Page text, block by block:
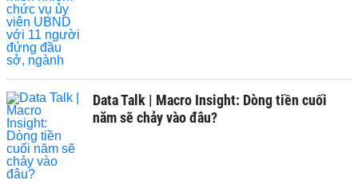
Data Talk | Macro Insight: Dòng tiền cuối
năm sẽ chảy vào đâu?